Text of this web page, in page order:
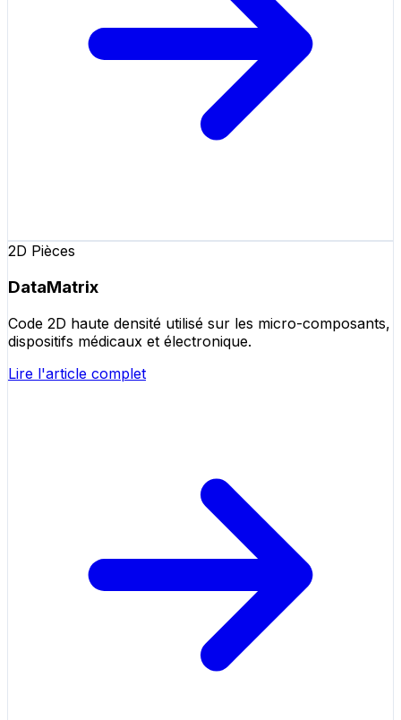
2D Pièces
DataMatrix
Code 2D haute densité utilisé sur les micro-composants,
dispositifs médicaux et électronique.
Lire l'article complet